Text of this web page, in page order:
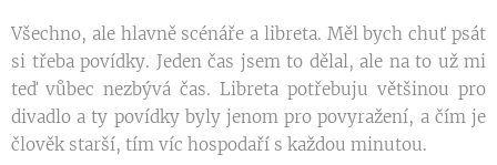
Všechno, ale hlavně scénáře a libreta. Měl bych chuť psát
si třeba povídky. Jeden čas jsem to dělal, ale na to už mi
teď vůbec nezbývá čas. Libreta potřebuju většinou pro
divadlo a ty povídky byly jenom pro povyražení, a čím je
člověk starší, tím víc hospodaří s každou minutou.